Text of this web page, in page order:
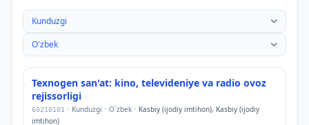
O‘zbekiston davlat sanʼat va madaniyat instituti
Texnogen san'at: kino, televideniye va radio ovoz
rejissorligi
60210101 • Kunduzgi • O`zbek • Kasbiy (ijodiy imtihon), Kasbiy (ijodiy
imtihon)